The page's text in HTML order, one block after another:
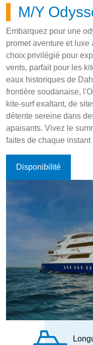
M/Y
Embarquez pour une
promet aventure et
choix privilégié pour
vents, parfait pour les
eaux historiques de
frontière soudanaise,
kite-surf exaltant, de
détente sereine dans
apaisants. Vivez le
faites de chaque
Disponibilité
Mecque des
Rocky-Zabargad)
Trésors de Tiran
Sérénité du Sud
Sentiers de Requins
Corail (BDZ)
Paradis Pélagique
St.John's)
Havre de Requins-
de Corail
Rendez-vous des
Primitive d'Elba
Parc Marin :